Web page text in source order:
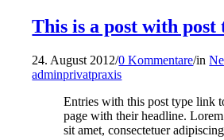
This is a post with
24. August 2012/0 Kommentare/in
adminprivatpraxis
Entries with this post type link
page with their headline.
sit amet, consectetuer